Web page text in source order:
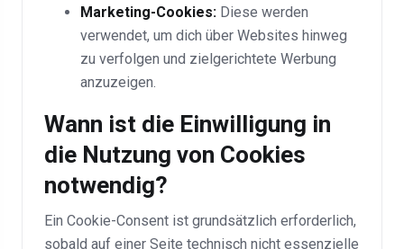
Marketing-Cookies: Diese werden
verwendet, um dich über Websites hinweg
zu verfolgen und zielgerichtete Werbung
anzuzeigen.
Wann ist die Einwilligung in
die Nutzung von Cookies
notwendig?
Ein Cookie-Consent ist grundsätzlich erforderlich,
sobald auf einer Seite technisch nicht essenzielle